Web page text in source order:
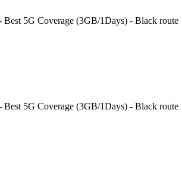
Best 5G Coverage (3GB/1Days) - Black route
Best 5G Coverage (3GB/1Days) - Black route